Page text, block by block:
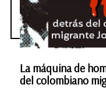
La máquina de
del colombiano